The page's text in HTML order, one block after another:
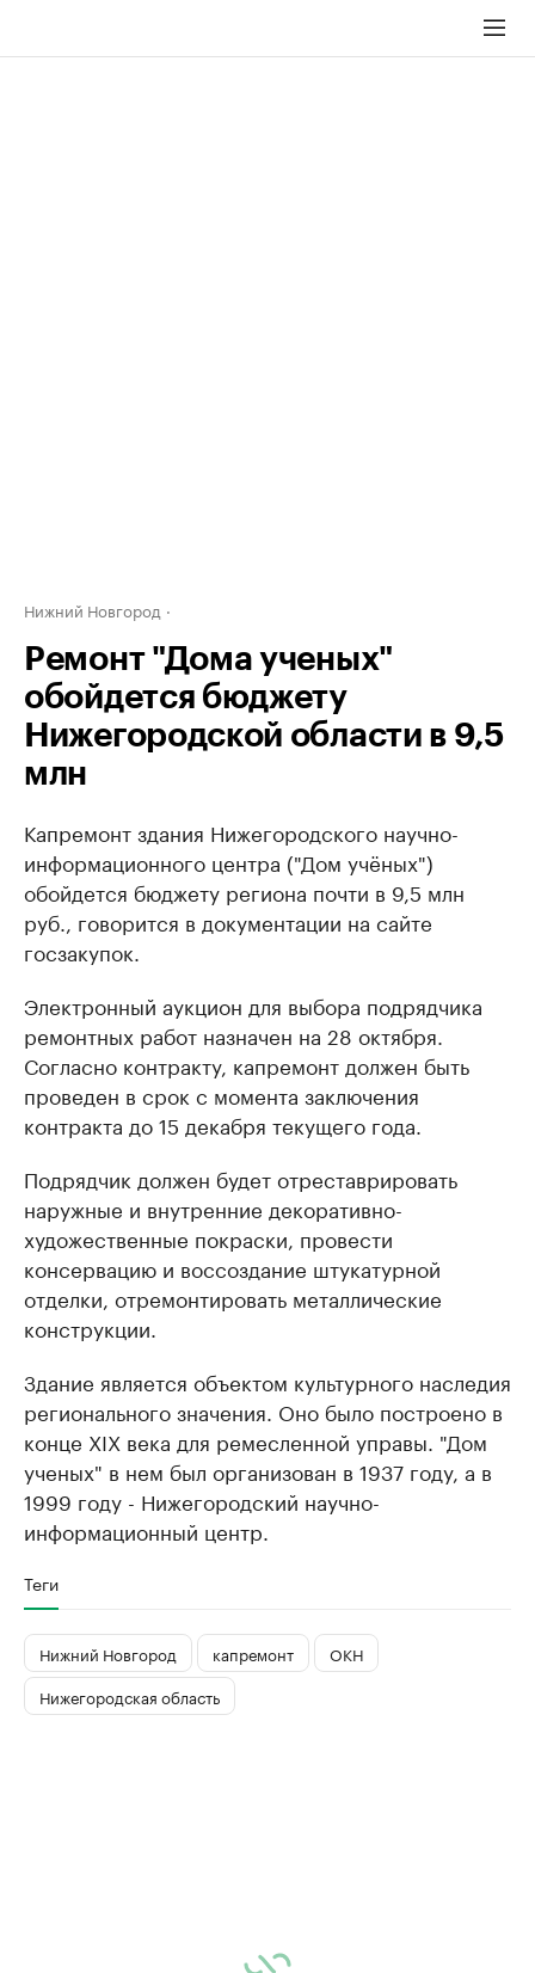
Нижний Новгород
Ремонт "Дома ученых"
обойдется бюджету
Нижегородской области в 9,5
млн
Капремонт здания Нижегородского научно-
информационного центра ("Дом учёных")
обойдется бюджету региона почти в 9,5 млн
руб., говорится в документации на сайте
госзакупок.
Электронный аукцион для выбора подрядчика
ремонтных работ назначен на 28 октября.
Согласно контракту, капремонт должен быть
проведен в срок с момента заключения
контракта до 15 декабря текущего года.
Подрядчик должен будет отреставрировать
наружные и внутренние декоративно-
художественные покраски, провести
консервацию и воссоздание штукатурной
отделки, отремонтировать металлические
конструкции.
Здание является объектом культурного наследия
регионального значения. Оно было построено в
конце XIX века для ремесленной управы. "Дом
ученых" в нем был организован в 1937 году, а в
1999 году - Нижегородский научно-
информационный центр.
Теги
Нижний Новгород капремонт
ОКН
Нижегородская область